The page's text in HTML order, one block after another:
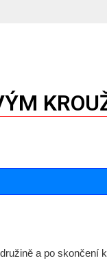
a po skončení